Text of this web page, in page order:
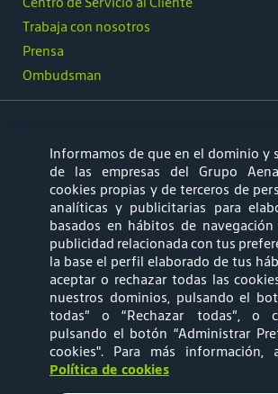
Ombudsman
Trabaja con nosotros
Prensa
síguenos
Mapa web
Política
Política de Cookies
Informamos de que en el dominio y
de las empresas del Grupo
cookies propias y de terceros de
analíticas y publicitarias para
basados en hábitos de
publicidad relacionada con tus
la base el perfil elaborado de tus
aceptar o rechazar todas las
nuestros dominios, pulsando el
todas” o “Rechazar todas”, o
pulsando el botón “Administrar
cookies". Para más información,
Política de cookies